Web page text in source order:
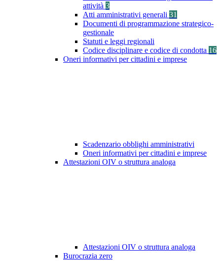
attività 3
Atti amministrativi generali 31
Documenti di programmazione strategico-
gestionale
Statuti e leggi regionali
Codice disciplinare e codice di condotta 16
Oneri informativi per cittadini e imprese
Scadenzario obblighi amministrativi
Oneri informativi per cittadini e imprese
Attestazioni OIV o struttura analoga
Attestazioni OIV o struttura analoga
Burocrazia zero